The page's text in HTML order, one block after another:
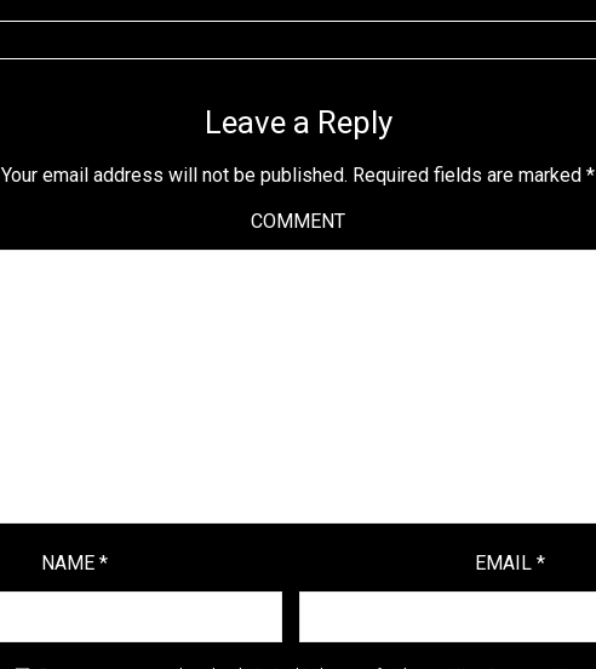
Leave a Reply
Your email address will not be published. Required fields are marked*
COMMENT
NAME * EMAIL *